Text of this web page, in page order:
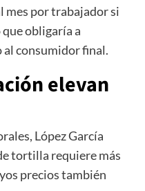
mes por trabajador si
obligaría a
al consumidor final.
elevan
López García
tortilla requiere más
precios también